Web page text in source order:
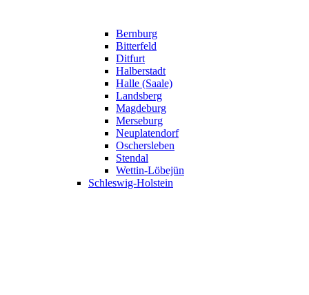
Bernburg
Bitterfeld
Ditfurt
Halberstadt
Halle (Saale)
Landsberg
Magdeburg
Merseburg
Neuplatendorf
Oschersleben
Stendal
Wettin-Löbejün
Schleswig-Holstein